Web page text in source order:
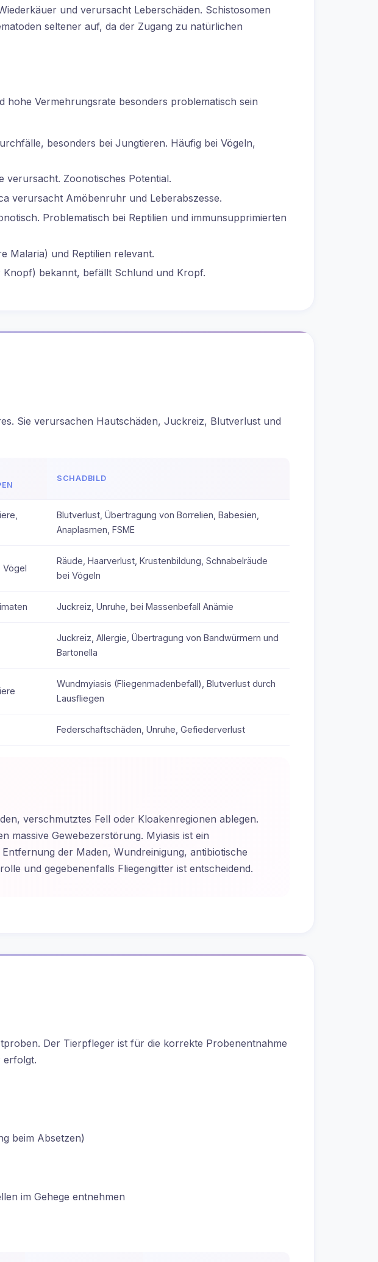
und verursacht Leberschäden. Schistosomen
seltener auf, da der Zugang zu natürlichen
hohe Vermehrungsrate besonders problematisch sein
besonders bei Jungtieren. Häufig bei Vögeln,
verursacht. Zoonotisches Potential.
verursacht Amöbenruhr und Leberabszesse.
Problematisch bei Reptilien und immunsupprimierten
Malaria) und Reptilien relevant.
Knopf) bekannt, befällt Schlund und Kropf.
Sie verursachen Hautschäden, Juckreiz, Blutverlust und
SCHADBILD
Blutverlust, Übertragung von Borrelien, Babesien,
Anaplasmen, FSME
Vögel
Räude, Haarverlust, Krustenbildung, Schnabelräude
bei Vögeln
Juckreiz, Unruhe, bei Massenbefall Anämie
Juckreiz, Allergie, Übertragung von Bandwürmern und
Bartonella
Wundmyiasis (Fliegenmadenbefall), Blutverlust durch
Lausfliegen
Federschaftschäden, Unruhe, Gefiederverlust
verschmutztes Fell oder Kloakenregionen ablegen.
massive Gewebezerstörung. Myiasis ist ein
der Maden, Wundreinigung, antibiotische
und gegebenenfalls Fliegengitter ist entscheidend.
Der Tierpfleger ist für die korrekte Probenentnahme
erfolgt.
beim Absetzen)
im Gehege entnehmen